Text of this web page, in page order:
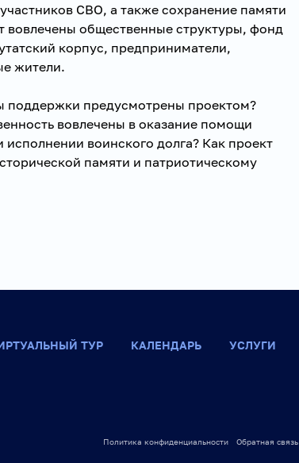
СВО, а также сохранение памяти
вовлечены общественные структуры, фонд
корпус, предприниматели,
жители.
поддержки предусмотрены проектом?
вовлечены в оказание помощи
воинского долга? Как проект
памяти и патриотическому
ТУР КАЛЕНДАРЬ УСЛУГИ
Политика конфиденциальности Обратная связь